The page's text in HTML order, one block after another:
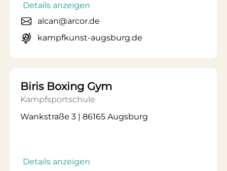
Details anzeigen
alcan@arcor.de
kampfkunst-augsburg.de
Biris Boxing Gym
Kampfsportschule
Wankstraße 3 | 86165 Augsburg
Details anzeigen